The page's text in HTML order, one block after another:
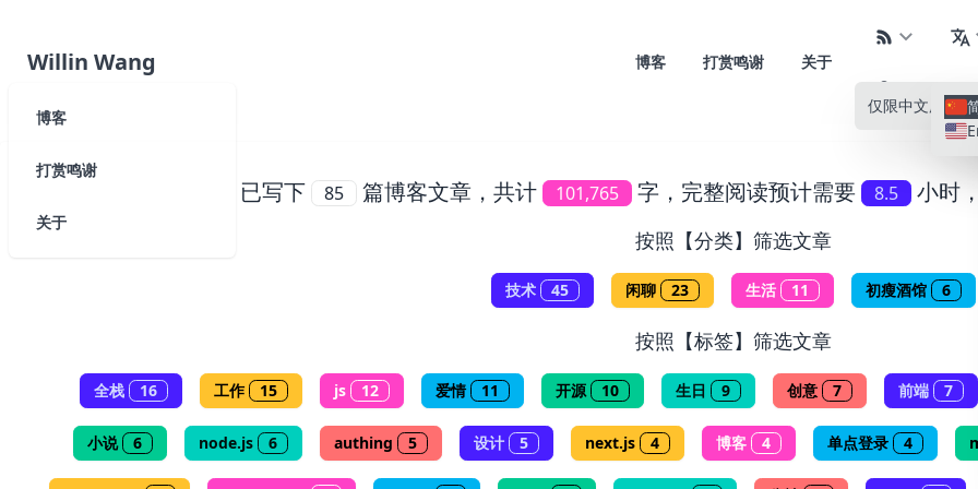
博客
打赏鸣谢
关于
Willin Wang 博客 打赏鸣谢 关于
仅限中文所有
已写下 85 篇博客文章，共计 101,765 字，完整阅读预计需要 8.5 小时
按照【分类】筛选文章
技术 45 闲聊 23 生活 11 初瘦酒馆 6
按照【标签】筛选文章
全栈 16 工作 15 js 12 爱情 11 开源 10 生日 9 创意 7 前端 7
小说 6 node.js 6 authing 5 设计 5 next.js 4 博客 4 单点登录 4